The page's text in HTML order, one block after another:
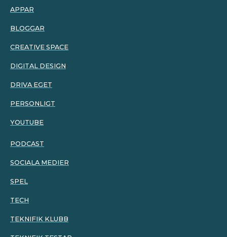
APPAR
BLOGGAR
CREATIVE SPACE
DIGITAL DESIGN
DRIVA EGET
PERSONLIGT
YOUTUBE
PODCAST
SOCIALA MEDIER
SPEL
TECH
TEKNIFIK KLUBB